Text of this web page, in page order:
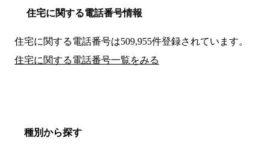
住宅に関する電話番号情報
住宅に関する電話番号は509,955件登録されています。
住宅に関する電話番号一覧をみる
種別から探す